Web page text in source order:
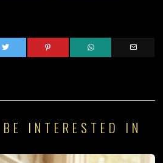
INTERESTED IN